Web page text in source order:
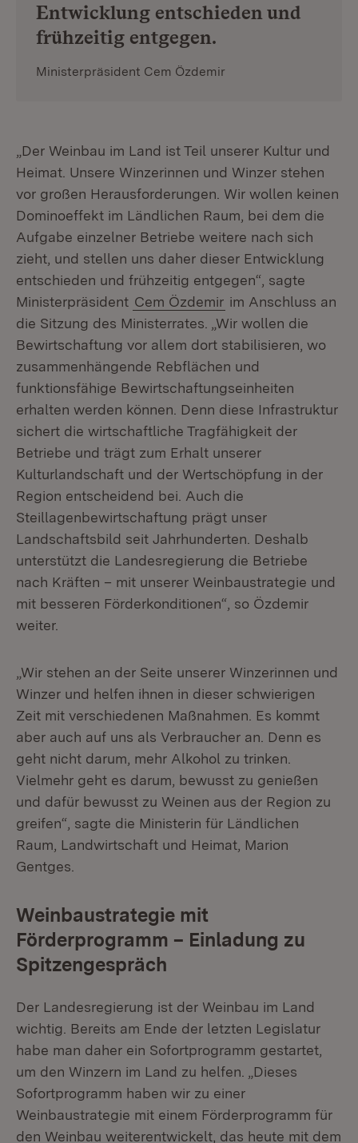
Entwicklung entschieden und
frühzeitig entgegen.
Ministerpräsident Cem Özdemir
„Der Weinbau im Land ist Teil unserer Kultur und
Heimat. Unsere Winzerinnen und Winzer stehen
vor großen Herausforderungen. Wir wollen keinen
Dominoeffekt im Ländlichen Raum, bei dem die
Aufgabe einzelner Betriebe weitere nach sich
zieht, und stellen uns daher dieser Entwicklung
entschieden und frühzeitig entgegen“, sagte
Ministerpräsident Cem Özdemir im Anschluss an
die Sitzung des Ministerrates. „Wir wollen die
Bewirtschaftung vor allem dort stabilisieren, wo
zusammenhängende Rebflächen und
funktionsfähige Bewirtschaftungseinheiten
erhalten werden können. Denn diese Infrastruktur
sichert die wirtschaftliche Tragfähigkeit der
Betriebe und trägt zum Erhalt unserer
Kulturlandschaft und der Wertschöpfung in der
Region entscheidend bei. Auch die
Steillagenbewirtschaftung prägt unser
Landschaftsbild seit Jahrhunderten. Deshalb
unterstützt die Landesregierung die Betriebe
nach Kräften – mit unserer Weinbaustrategie und
mit besseren Förderkonditionen“, so Özdemir
weiter.
„Wir stehen an der Seite unserer Winzerinnen und
Winzer und helfen ihnen in dieser schwierigen
Zeit mit verschiedenen Maßnahmen. Es kommt
aber auch auf uns als Verbraucher an. Denn es
geht nicht darum, mehr Alkohol zu trinken.
Vielmehr geht es darum, bewusst zu genießen
und dafür bewusst zu Weinen aus der Region zu
greifen“, sagte die Ministerin für Ländlichen
Raum, Landwirtschaft und Heimat, Marion
Gentges.
Weinbaustrategie mit
Förderprogramm – Einladung zu
Spitzengespräch
Der Landesregierung ist der Weinbau im Land
wichtig. Bereits am Ende der letzten Legislatur
habe man daher ein Sofortprogramm gestartet,
um den Winzern im Land zu helfen. „Dieses
Sofortprogramm haben wir zu einer
Weinbaustrategie mit einem Förderprogramm für
den Weinbau weiterentwickelt, das heute mit dem